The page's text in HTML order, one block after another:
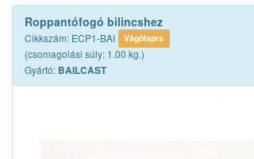
Roppantófogó bilincshez
Cikkszám: ECP1-BAI Vágólapra
(csomagolási súly: 1.00 kg.)
Gyártó: BAILCAST